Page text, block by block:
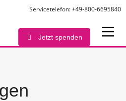
Servicetelefon: +49-800-6695840
Jetzt spenden